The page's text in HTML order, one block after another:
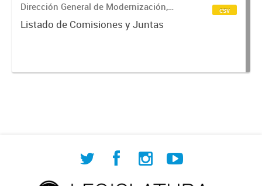
Dirección General de Modernización,
Sustentabilidad y Fortalecimiento
Institucional
Listado de Comisiones y Juntas
csv